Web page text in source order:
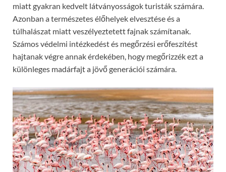
miatt gyakran kedvelt látványosságok turisták számára.
Azonban a természetes élőhelyek elvesztése és a
túlhalászat miatt veszélyeztetett fajnak számítanak.
Számos védelmi intézkedést és megőrzési erőfeszítést
hajtanak végre annak érdekében, hogy megőrizzék ezt a
különleges madárfajt a jövő generációi számára.